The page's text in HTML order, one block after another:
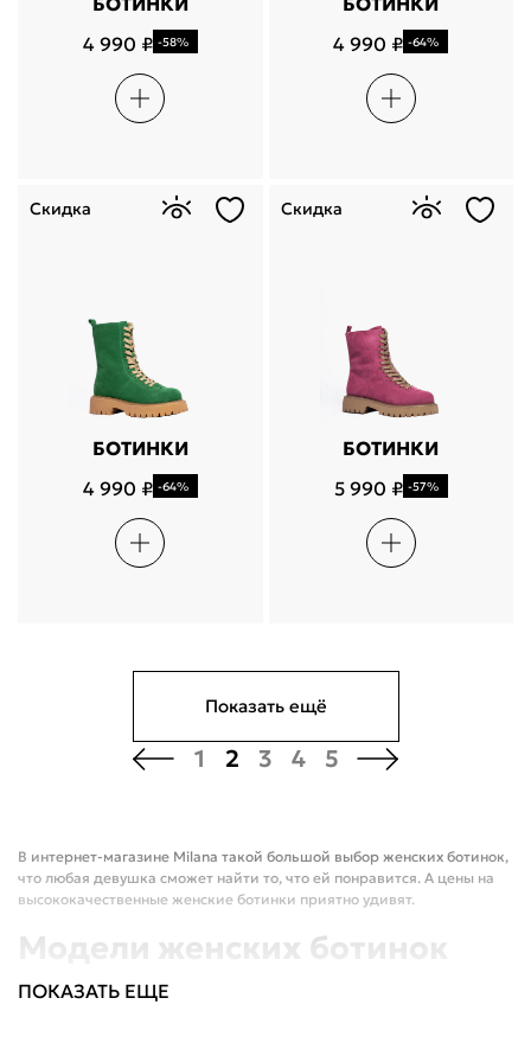
4 990 ₽ -58%
4 990 ₽ -64%
БОТИНКИ
4 990 ₽ -64%
Скидка
БОТИНКИ
5 990 ₽ -57%
Скидка
Показать ещё
1 2 3 4 5
В интернет-магазине Milana такой большой выбор женских ботинок,
что любая девушка сможет найти то, что ей понравится. А цены на
высококачественные женские ботинки приятно удивят.
Модели женских ботинок
В нашем каталоге представлены модели женских ботинок,
выполненных в различных цветовых решениях и стилях. У нас вы
ПОКАЗАТЬ ЕЩЕ